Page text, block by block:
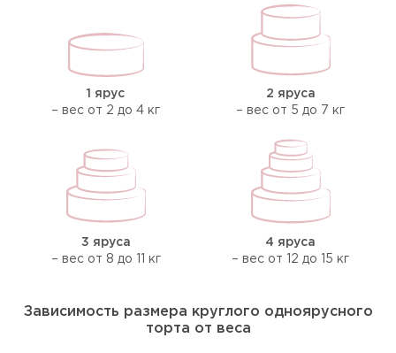
1 ярус
– вес от 2 до 4 кг
2 яруса
– вес от 5 до 7 кг
3 яруса
– вес от 8 до 11 кг
4 яруса
– вес от 12 до 15 кг
Зависимость размера круглого одноярусного
торта от веса